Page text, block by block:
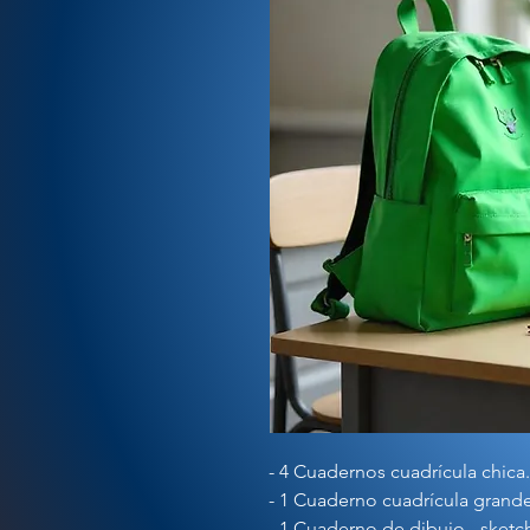
- 4 Cuadernos cuadrícula chica.
- 1 Cuaderno cuadrícula